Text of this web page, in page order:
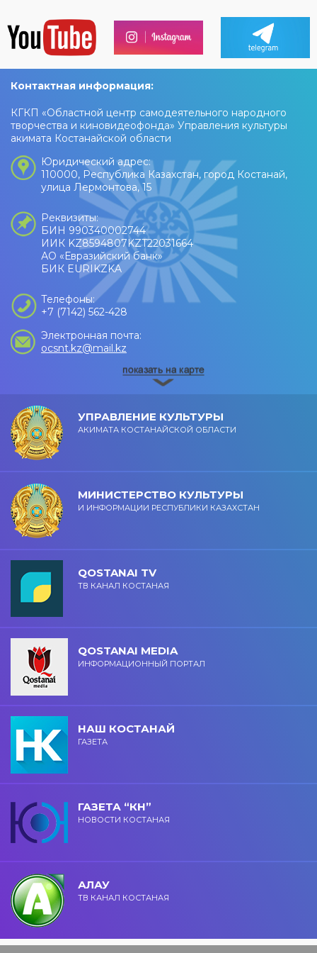
Контактная информация:
КГКП «Областной центр самодеятельного народного
творчества и киновидеофонда» Управления культуры
акимата Костанайской области
Юридический адрес:
110000, Республика Казахстан, город Костанай,
улица Лермонтова, 15
Реквизиты:
БИН 990340002744
ИИК KZ8594807KZT22031664
АО «Евразийский банк»
БИК EURIKZKA
Телефоны:
+7 (7142) 562-428
Электронная почта:
ocsnt.kz@mail.kz
УПРАВЛЕНИЕ КУЛЬТУРЫ
АКИМАТА КОСТАНАЙСКОЙ ОБЛАСТИ
МИНИСТЕРСТВО КУЛЬТУРЫ
И ИНФОРМАЦИИ РЕСПУБЛИКИ КАЗАХСТАН
QOSTANAI TV
ТВ КАНАЛ КОСТАНАЯ
QOSTANAI MEDIA
ИНФОРМАЦИОННЫЙ ПОРТАЛ
НАШ КОСТАНАЙ
ГАЗЕТА
ГАЗЕТА “КН”
НОВОСТИ КОСТАНАЯ
АЛАУ
ТВ КАНАЛ КОСТАНАЯ